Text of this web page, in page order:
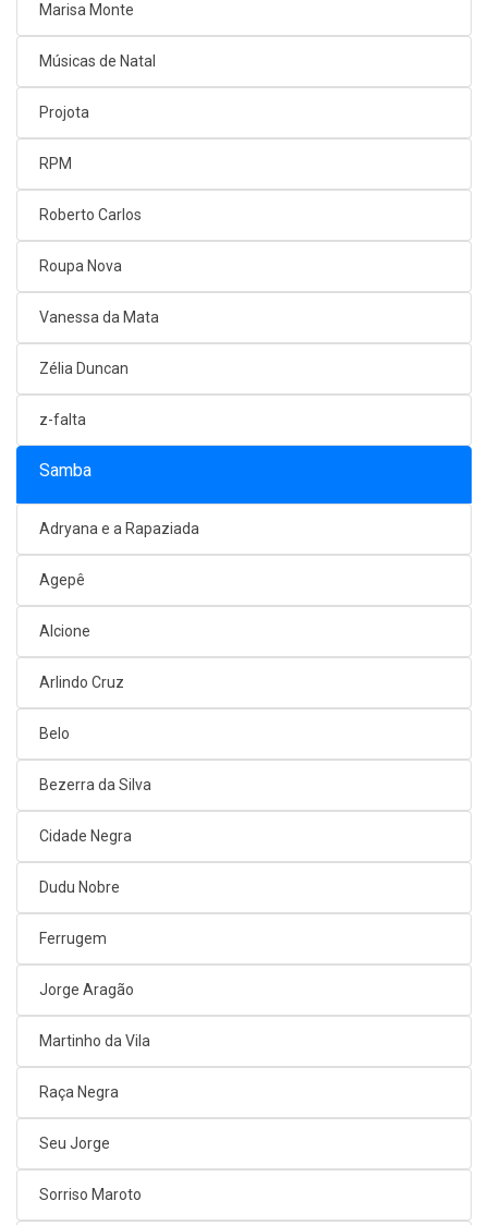
Marisa Monte
Músicas de Natal
Projota
RPM
Roberto Carlos
Roupa Nova
Vanessa da Mata
Zélia Duncan
z-falta
Samba
Adryana e a Rapaziada
Agepê
Alcione
Arlindo Cruz
Belo
Bezerra da Silva
Cidade Negra
Dudu Nobre
Ferrugem
Jorge Aragão
Martinho da Vila
Raça Negra
Seu Jorge
Sorriso Maroto